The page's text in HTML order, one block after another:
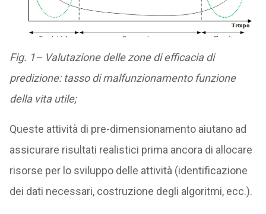
Fig. 1– Valutazione delle zone di efficacia di
predizione: tasso di malfunzionamento funzione
della vita utile;
Queste attività di pre-dimensionamento aiutano ad
assicurare risultati realistici prima ancora di allocare
risorse per lo sviluppo delle attività (identificazione
dei dati necessari, costruzione degli algoritmi, ecc.).